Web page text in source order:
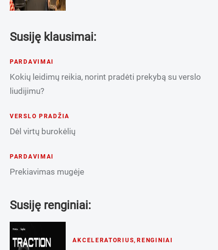
Susiję klausimai:
PARDAVIMAI
Kokių leidimų reikia, norint pradėti prekybą su verslo
liudijimu?
VERSLO PRADŽIA
Dėl virtų burokėlių
PARDAVIMAI
Prekiavimas mugėje
Susiję renginiai:
AKCELERATORIUS, RENGINIAI